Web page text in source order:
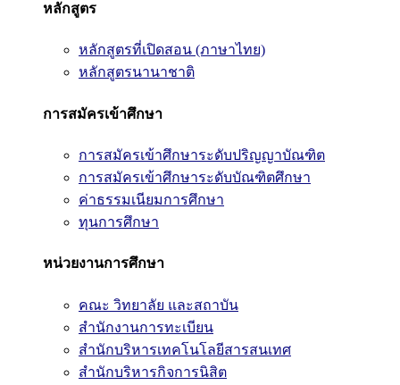
หลักสูตร
หลักสูตรที่เปิดสอน (ภาษาไทย)
หลักสูตรนานาชาติ
การสมัครเข้าศึกษา
การสมัครเข้าศึกษาระดับปริญญาบัณฑิต
การสมัครเข้าศึกษาระดับบัณฑิตศึกษา
ค่าธรรมเนียมการศึกษา
ทุนการศึกษา
หน่วยงานการศึกษา
คณะ วิทยาลัย และสถาบัน
สำนักงานการทะเบียน
สำนักบริหารเทคโนโลยีสารสนเทศ
สำนักบริหารกิจการนิสิต